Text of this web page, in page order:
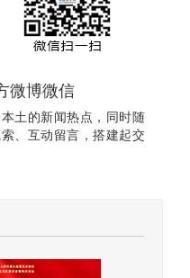
微博微信
土的新闻热点，同时随
、互动留言，搭建起交